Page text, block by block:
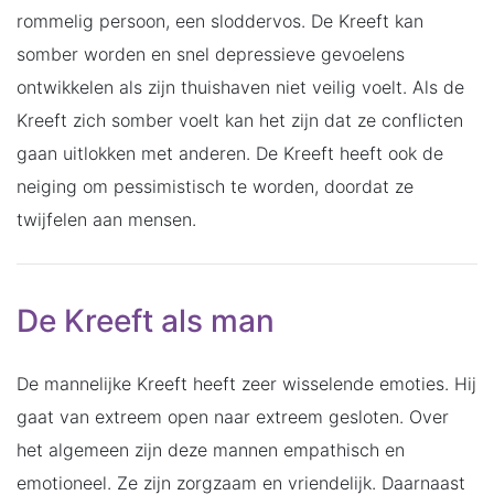
rommelig persoon, een sloddervos. De Kreeft kan
somber worden en snel depressieve gevoelens
ontwikkelen als zijn thuishaven niet veilig voelt. Als de
Kreeft zich somber voelt kan het zijn dat ze conflicten
gaan uitlokken met anderen. De Kreeft heeft ook de
neiging om pessimistisch te worden, doordat ze
twijfelen aan mensen.
De Kreeft als man
De mannelijke Kreeft heeft zeer wisselende emoties. Hij
gaat van extreem open naar extreem gesloten. Over
het algemeen zijn deze mannen empathisch en
emotioneel. Ze zijn zorgzaam en vriendelijk. Daarnaast